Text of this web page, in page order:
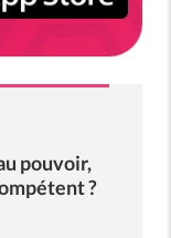
pouvoir,
?